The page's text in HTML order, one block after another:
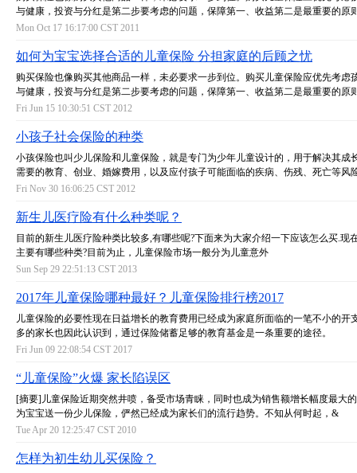
与健康，投资与分红是第二步要考虑的问题，保障第一、收益第二是最重要的原
Mon Oct 17 16:17:00 CST 2011
如何为宝宝选择合适的儿童保险 分担家庭的后顾之忧
购买保险也像购买其他商品一样，未必要求一步到位。购买儿童保险应优先考虑
与健康，投资与分红是第二步要考虑的问题，保障第一、收益第二是最重要的原
Fri Jun 15 10:30:51 CST 2012
小孩子社会保险的种类
小孩保险也叫少儿保险和儿童保险，就是专门为少年儿童设计的，用于解决其成
需要的教育、创业、婚嫁费用，以及应付孩子可能面临的疾病、伤残、死亡等风
Fri Nov 30 16:06:25 CST 2012
新生儿医疗险有什么种类呢？
目前的新生儿医疗险种类比较多,有哪些呢?下面来为大家介绍一下应该怎么买.现
主要有哪些种类?目前为止，儿童保险市场一般分为儿童意外
Sun Sep 29 22:51:13 CST 2013
2017年儿童保险哪种最好？儿童保险排行榜2017
儿童保险的必要性现在日益增长的教育费用已经成为家庭所面临的一笔不小的开
多的家长也因此认识到，通过保险储蓄足够的教育基金是一条重要的途径。
Fri Jun 09 22:08:54 CST 2017
“儿童保险”火爆 家长陷误区
[摘要]儿童保险近期突然井喷，备受市场青睐，同时也成为销售额增长幅度最大
为宝宝送一份少儿保险，俨然已经成为家长们的流行趋势。不知从何时起，&
Tue Apr 20 12:25:47 CST 2010
怎样为初生幼儿买保险？